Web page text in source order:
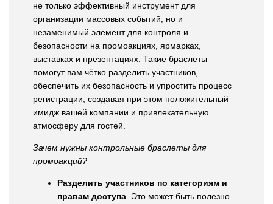
не только эффективный инструмент для
организации массовых событий, но и
незаменимый элемент для контроля и
безопасности на промоакциях, ярмарках,
выставках и презентациях. Такие браслеты
помогут вам чётко разделить участников,
обеспечить их безопасность и упростить процесс
регистрации, создавая при этом положительный
имидж вашей компании и привлекательную
атмосферу для гостей.
Зачем нужны контрольные браслеты для
промоакций?
Разделить участников по категориям и
правам доступа. Это может быть полезно